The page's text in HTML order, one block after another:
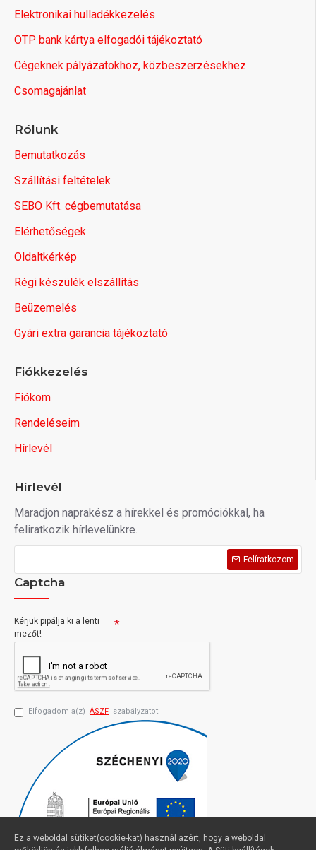
Elektronikai hulladékkezelés
OTP bank kártya elfogadói tájékoztató
Cégeknek pályázatokhoz, közbeszerzésekhez
Csomagajánlat
Rólunk
Bemutatkozás
Szállítási feltételek
SEBO Kft. cégbemutatása
Elérhetőségek
Oldaltkérkép
Régi készülék elszállítás
Beüzemelés
Gyári extra garancia tájékoztató
Fiókkezelés
Fiókom
Rendeléseim
Hírlevél
Hírlevél
Maradjon naprakész a hírekkel és promóciókkal, ha
feliratkozik hírlevelünkre.
Felíratkozom
Captcha
Kérjük pipálja ki a lenti
mezőt!
Elfogadom a(z) ÁSZF szabályzatot!
Ez a weboldal sütiket(cookie-kat) használ azért, hogy a weboldal